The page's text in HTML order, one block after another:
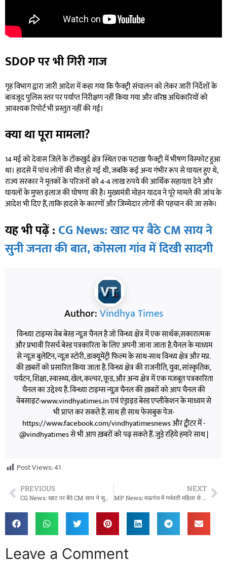
SDOP पर भी गिरी गाज
गृह विभाग द्वारा जारी आदेश में कहा गया कि फैक्ट्री संचालन को लेकर जारी निर्देशों के
बावजूद पुलिस स्तर पर पर्याप्त निरीक्षण नहीं किया गया और वरिष्ठ अधिकारियों को
आवश्यक रिपोर्ट भी प्रस्तुत नहीं की गई।
क्या था पूरा मामला?
14 मई को देवास जिले के टोंकखुर्द क्षेत्र स्थित एक पटाखा फैक्ट्री में भीषण विस्फोट हुआ
था। हादसे में पांच लोगों की मौत हो गई थी, जबकि कई अन्य गंभीर रूप से घायल हुए थे,
राज्य सरकार ने मृतकों के परिजनों को 4-4 लाख रुपये की आर्थिक सहायता देने और
घायलों के मुफ्त इलाज की घोषणा की है। मुख्यमंत्री मोहन यादव ने पूरे मामले की जांच के
आदेश भी दिए हैं, ताकि हादसे के कारणों और जिम्मेदार लोगों की पहचान की जा सके।
यह भी पढ़ें : CG News: खाट पर बैठे CM साय ने
सुनी जनता की बात, कोसला गांव में दिखी सादगी
Author:Vindhya Times
विन्ध्या टाइम्स वेब बेस्ड न्यूज़ चैनल है जो विन्ध्य क्षेत्र में एक सार्थक,सकारात्मक
और प्रभावी रिसर्च बेस्ड पत्रकारिता के लिए अपनी जाना जाता है.चैनल के माध्यम
से न्यूज़ बुलेटिन, न्यूज़ स्टोरी, डाक्यूमेंट्री फिल्म के साथ-साथ विन्ध्य क्षेत्र और मप्र.
की ख़बरों को प्रसारित किया जाता है. विन्ध्य क्षेत्र की राजनीति, युवा, सांस्कृतिक,
पर्यटन, शिक्षा, स्वास्थ्य, खेल, कल्चर, फ़ूड, और अन्य क्षेत्र में एक मजबूत पत्रकारिता
चैनल का उद्देश्य है. विन्ध्या टाइम्स न्यूज़ चैनल की ख़बरों को आप चैनल की
वेबसाइट-www.vindhyatimes.in एवं एंड्राइड बेस्ड एप्लीकेशन के माध्यम से
भी प्राप्त कर सकते हैं. साथ ही साथ फेसबुक पेज-
https://www.facebook.com/vindhyatimesnews और ट्वीटर में -
@vindhyatimes से भी आप ख़बरों को पढ़ सकते हैं. जुड़े रहिये हमारे साथ |
Post Views:41
PREVIOUS
CG News: खाट पर बैठे CM साय ने सुनी जनता की बात, कोसला गांव में दिखी सादगी
NEXT
MP News: मऊगंज में गर्भवती महिला से मारपीट, गर्भपात का आरोप, चार युवकों पर केस दर्ज
Leave a Comment